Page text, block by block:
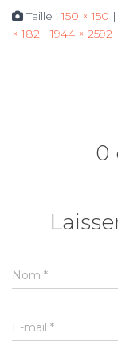
Taille :150 × 150 |
× 182 | 1944 × 2592
0
Nom *
E-mail *